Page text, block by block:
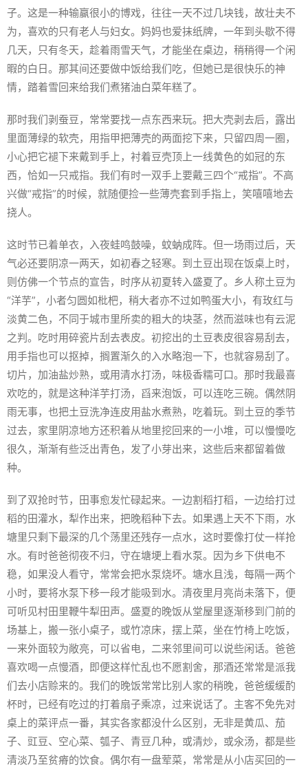
子。这是一种输赢很小的博戏，往往一天不过几块钱，故壮夫不
为，喜欢的只有老人与妇女。妈妈也爱抹纸牌，一年到头歇不得
几天，只有冬天，趁着雨雪天气，才能坐在桌边，稍稍得一个闲
暇的白日。那其间还要做中饭给我们吃，但她已是很快乐的神
情，踏着雪回来给我们煮猪油白菜年糕了。
那时我们剥蚕豆，常常要找一点东西来玩。把大壳剥去后，露出
里面薄绿的软壳，用指甲把薄壳的两面挖下来，只留四周一圈，
小心把它褪下来戴到手上，衬着豆壳顶上一线黄色的如冠的东
西，恰如一只戒指。我们有时一双手上要戴三四个“戒指”。不高
兴做“戒指”的时候，就随便捡一些薄壳套到手指上，笑嘻嘻地去
挠人。
这时节已着单衣，入夜蛙鸣鼓噪，蚊蚋成阵。但一场雨过后，天
气必还要阴凉一两天，如初春之轻寒。到土豆出现在饭桌上时，
则仿佛一个节点的宣告，时序从初夏转入盛夏了。乡人称土豆为
“洋芋”，小者匀圆如枇杷，稍大者亦不过如鸭蛋大小，有玫红与
淡黄二色，不同于城市里所卖的粗大的块茎，然而滋味也有云泥
之判。吃时用碎瓷片刮去表皮。初挖出的土豆表皮很容易刮去，
用手指也可以抠掉，搁置渐久的入水略泡一下，也就容易刮了。
切片，加油盐炒熟，或用清水打汤，味极香糯可口。那时我最喜
欢吃的，就是这种洋芋打汤，舀来泡饭，可以连吃三碗。偶然阴
雨无事，也把土豆洗净连皮用盐水煮熟，吃着玩。到土豆的季节
过去，家里阴凉地方还积着从地里挖回来的一小堆，可以慢慢吃
很久，渐渐有些泛出青色，发了小芽出来，这些后来都留着做
种。
到了双抢时节，田事愈发忙碌起来。一边割稻打稻，一边给打过
稻的田灌水，犁作出来，把晚稻种下去。如果遇上天不下雨，水
塘里只剩下最深的几个荡里还残存一点水，这时要像打仗一样抢
水。有时爸爸彻夜不归，守在塘埂上看水泵。因为乡下供电不
稳，如果没人看守，常常会把水泵烧坏。塘水且浅，每隔一两个
小时，要将水泵下移一段才能吸到水。清夜里月亮尚未落下，便
可听见村田里鞭牛犁田声。盛夏的晚饭从堂屋里逐渐移到门前的
场基上，搬一张小桌子，或竹凉床，摆上菜，坐在竹椅上吃饭，
一来外面较为敞亮，可以省电，二来邻里间可以说些闲话。爸爸
喜欢喝一点慢酒，即便这样忙乱也不愿割舍，那酒还常常是派我
们去小店赊来的。我们的晚饭常常比别人家的稍晚，爸爸缓缓酌
杯时，已经有吃过的打着扇子乘凉，过来说话了。主客不免先对
桌上的菜评点一番，其实各家都没什么区别，无非是黄瓜、茄
子、豇豆、空心菜、瓠子、青豆几种，或清炒，或氽汤，都是些
清淡乃至贫瘠的饮食。偶尔有一盘荤菜，常常是从小店买回的一